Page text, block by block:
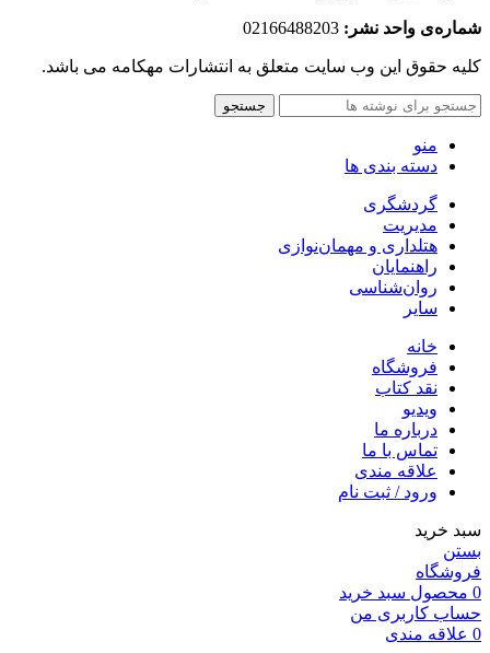
شماره‌‌ی واحد نشر:
کلیه حقوق این وب سایت متعلق به انتشارات مهکامه می باشد.
جستجو
منو
دسته بندی ها
گردشگری
مدیریت
هتلداری و مهمان‌نوازی
راهنمایان
روان‌شناسی
سایر
خانه
فروشگاه
نقد کتاب
ویدیو
درباره‌ ما
تماس با ما
علاقه مندی
ورود / ثبت نام
سبد خرید
بستن
فروشگاه
0 محصول سبد خرید
حساب کاربری من
0 علاقه مندی